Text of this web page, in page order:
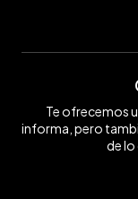
Te ofrecemos
informa, pero
de lo